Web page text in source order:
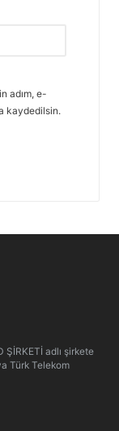
adım, e-
kaydedilsin.
ŞİRKETİ adlı şirkete
Türk Telekom